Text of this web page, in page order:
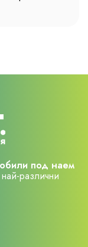
под наем
различни